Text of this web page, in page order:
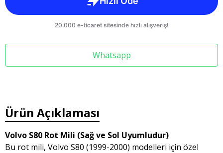
Whatsapp
Ürün Açıklaması
Volvo S80 Rot Mili (Sağ ve Sol Uyumludur)
Bu rot mili, Volvo S80 (1999-2000) modelleri için özel